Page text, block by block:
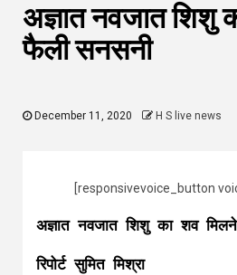
अज्ञात नवजात शिशु
फैली सनसनी
December 11, 2020 H S live news
[responsivevoice_button
अज्ञात नवजात शिशु का शव
रिपोर्ट सुमित मिश्रा